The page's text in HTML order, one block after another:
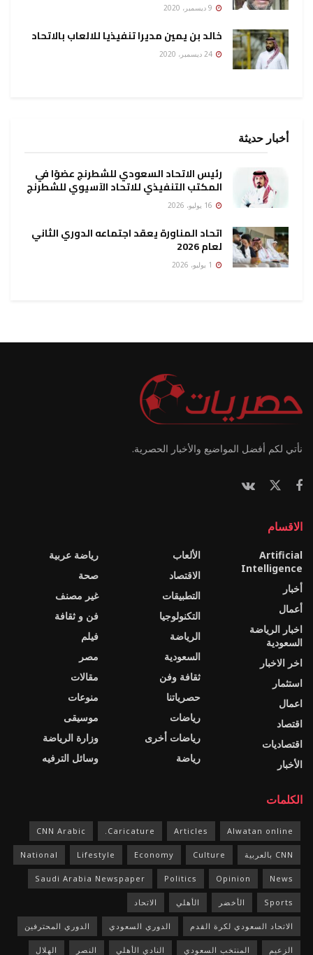
خالد بن يمين مديرا تنفيذيا للالعاب بالاتحاد
أخبار حديثة
رئيس الاتحاد السعودي للشطرنج عضوًا في
المكتب التنفيذي للاتحاد الآسيوي للشطرنج
اتحاد المناورة يعقد اجتماعه الدوري الثاني
لعام 2026
نأتي لكم أفضل المواضيع والأخبار الحصرية.
الاقسام
Artificial
Intelligence
أخبار
أعمال
اخبار الرياضة
السعودية
اخر الاخبار
استثمار
اعمال
اقتصاد
اقتصاديات
الأخبار
الألعاب
الاقتصاد
التطبيقات
التكنولوجيا
الرياضة
السعودية
ثقافة وفن
حصرياتنا
رياضات
رياضات أخرى
رياضة
رياضة عربية
صحة
غير مصنف
فن و ثقافة
فيلم
مصر
مقالات
منوعات
موسيقى
وزارة الرياضة
وسائل الترفيه
الكلمات
Alwatan online
Articles
Caricature.
CNN Arabic
CNN بالعربية Culture
Economy
Lifestyle
National
News
Opinion
Politics
Saudi Arabia Newspaper
Sports الأخضر الأهلي الاتحاد
الاتحاد السعودي لكرة القدم الدوري السعودي الدوري المحترفين
الزعيم المنتخب السعودي النادي الأهلي النصر الهلال